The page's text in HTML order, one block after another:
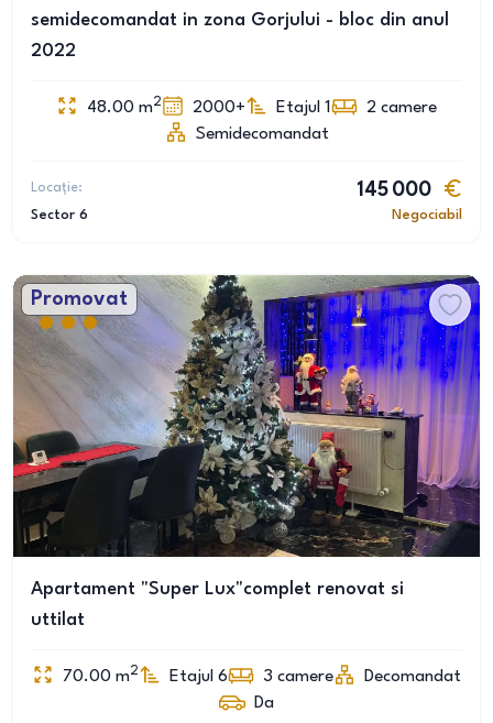
semidecomandat in zona Gorjului - bloc din anul
2022
48.00 m2 2000+ Etajul 1 2 camere
Semidecomandat
Locație:
Sector 6
145 000
Negociabil
Promovat
Apartament "Super Lux"complet renovat si
uttilat
70.00 m2 Etajul 6 3 camere
Decomandat
Da